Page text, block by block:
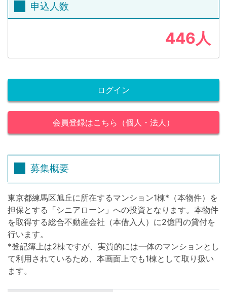
申込人数
446人
ログイン
会員登録はこちら（個人・法人）
募集概要
東京都練馬区旭丘に所在するマンション1棟*（本物件）を
担保とする「シニアローン」への投資となります。本物件
を取得する総合不動産会社（本借入人）に2億円の貸付を
行います。
*登記簿上は2棟ですが、実質的には一体のマンションとし
て利用されているため、本画面上でも1棟として取り扱い
ます。